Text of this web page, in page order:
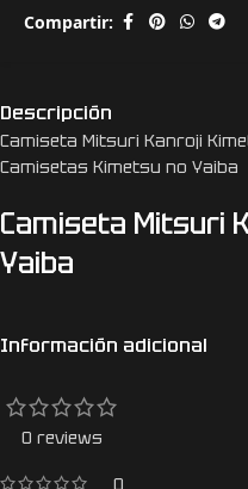
Compartir:
Descripción
Camiseta Mitsuri Kanroji
Camisetas Kimetsu no Yaiba
Camiseta Mitsuri
Yaiba
Información adicional
0 reviews
0